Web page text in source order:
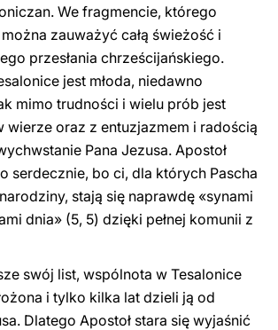
We fragmencie, którego
zauważyć całą świeżość i
przesłania chrześcijańskiego.
jest młoda, niedawno
mimo trudności i wielu prób jest
wierze oraz z entuzjazmem i radością
Pana Jezusa. Apostoł
serdecznie, bo ci, dla których Pascha
stają się naprawdę «synami
dnia» (5, 5) dzięki pełnej komunii z
swój list, wspólnota w Tesalonice
i tylko kilka lat dzieli ją od
Dlatego Apostoł stara się wyjaśnić